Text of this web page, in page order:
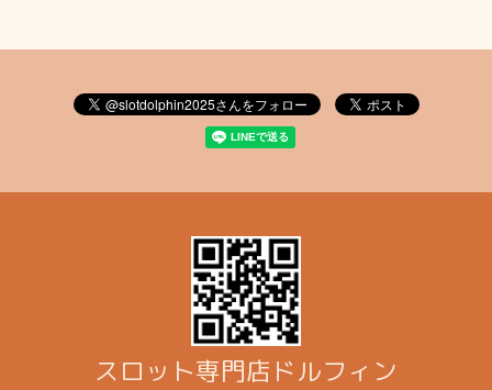
スロット専門店ドルフィン